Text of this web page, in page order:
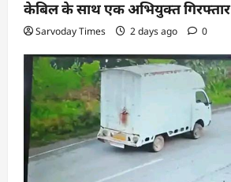
केबिल के साथ एक अभियुक्त गिरफ्तार
Sarvoday Times 2 days ago 0